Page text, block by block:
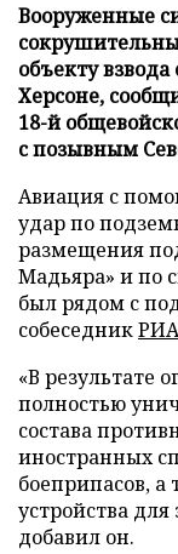
Вооруженные
объекту
Херсоне,
18-й
с позывным
Авиация с
удар по
размещения
Мадьяра» и по
был рядом с
собеседник
«В результате
полностью
состава
иностранных
боеприпасов, а
устройства
добавил он.